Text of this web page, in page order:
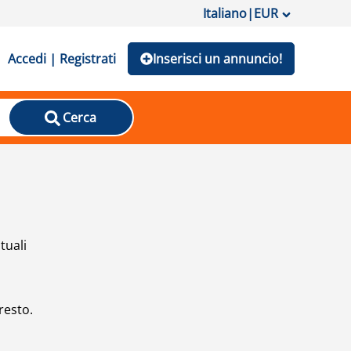
Italiano|EUR
Accedi | Registrati Inserisci un annuncio!
Cerca